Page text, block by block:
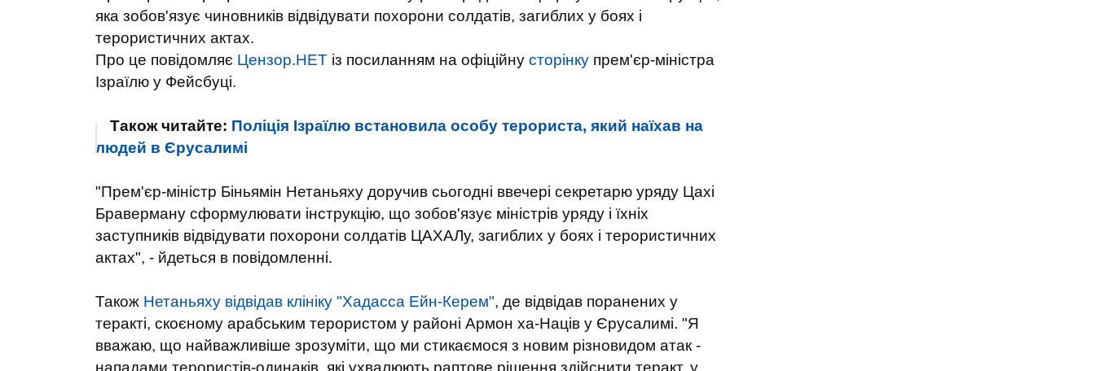
яка зобов'язує чиновників відвідувати похорони солдатів, загиблих у боях і
терористичних актах.
Про це повідомляє Цензор.НЕТ із посиланням на офіційну сторінку прем'єр-міністра
Ізраїлю у Фейсбуці.
Також читайте: Поліція Ізраїлю встановила особу терориста, який наїхав на
людей в Єрусалимі
"Прем'єр-міністр Біньямін Нетаньяху доручив сьогодні ввечері секретарю уряду Цахі
Браверману сформулювати інструкцію, що зобов'язує міністрів уряду і їхніх
заступників відвідувати похорони солдатів ЦАХАЛу, загиблих у боях і терористичних
актах", - йдеться в повідомленні.
Також Нетаньяху відвідав клініку "Хадасса Ейн-Керем", де відвідав поранених у
теракті, скоєному арабським терористом у районі Армон ха-Наців у Єрусалимі. "Я
вважаю, що найважливіше зрозуміти, що ми стикаємося з новим різновидом атак -
нападами терористів-одинаків, які ухвалюють раптове рішення здійснити теракт, у